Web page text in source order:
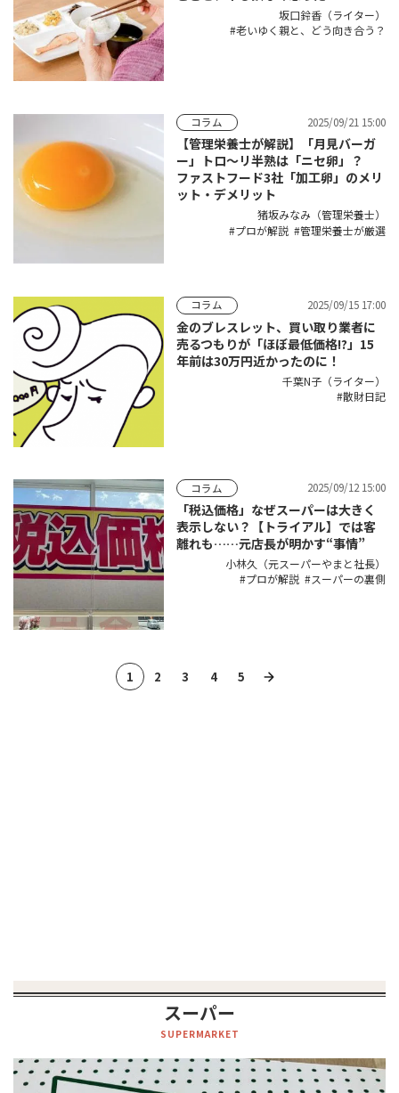
坂口鈴香（ライター）
老いゆく親と、どう向き合う？
コラム 2025/09/21 15:00
【管理栄養士が解説】「月見バーガ
ー」トロ〜リ半熟は「ニセ卵」？
ファストフード3社「加工卵」のメリ
ット・デメリット
猪坂みなみ（管理栄養士）
プロが解説
管理栄養士が厳選
コラム 2025/09/15 17:00
金のブレスレット、買い取り業者に
売るつもりが「ほぼ最低価格!?」15
年前は30万円近かったのに！
千葉N子（ライター）
散財日記
コラム 2025/09/12 15:00
「税込価格」なぜスーパーは大きく
表示しない？【トライアル】では客
離れも……元店長が明かす“事情”
小林久（元スーパーやまと社長）
プロが解説
スーパーの裏側
1 2 3 4 5
スーパー
SUPERMARKET